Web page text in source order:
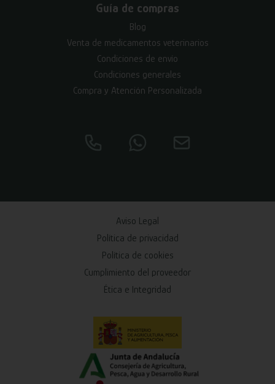
Guía de compras
Blog
Venta de medicamentos veterinarios
Condiciones de envío
Condiciones generales
Compra y Atención Personalizada
Aviso Legal
Política de privacidad
Política de cookies
Cumplimiento del proveedor
Ética e Integridad